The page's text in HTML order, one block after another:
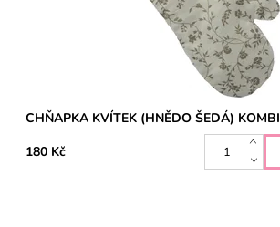
CHŇAPKA KVÍTEK (HNĚDO ŠEDÁ) KOMBI
180 Kč